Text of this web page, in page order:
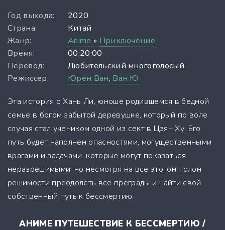
Год выхода:
2020
Страна:
Китай
Жанр:
Anime » Приключение
Время:
00:20:00
Перевод:
Любительский многоголосый
Режиссер:
Юрен Ван, Ван Ю
Эта история о Хань Ли, юноше родившемся в бедной
семье в богом забытой деревушке, который по воле
случая стал учеником одной из сект в Цзян Ху. Его
путь будет наполнен опасностями, могущественными
врагами и задачами, которые могут показаться
неразрешимыми, но несмотря на все это, он полон
решимости преодолеть все преграды и найти свой
собственный путь к бессмертию.
АНИМЕ ПУТЕШЕСТВИЕ К БЕССМЕРТИЮ /